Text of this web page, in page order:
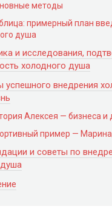
методы
примерный план
душа
и исследования,
холодного душа
успешного внедрения
Алексея — бизнеса и
пример —
и советы по